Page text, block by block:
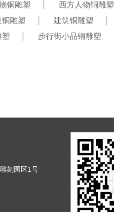
铜雕塑
西方人物铜雕塑
铜雕塑 建筑铜雕塑
塑 步行街小品铜雕塑
刻园区1号